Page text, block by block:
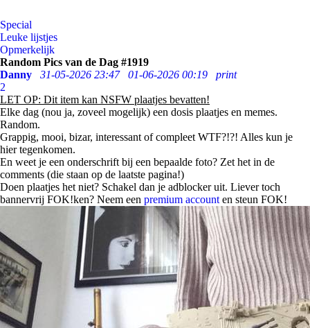
Special
Leuke lijstjes
Opmerkelijk
Random Pics van de Dag #1919
Danny
31-05-2026 23:47 01-06-2026 00:19
print
2
LET OP: Dit item kan NSFW plaatjes bevatten!
Elke dag (nou ja, zoveel mogelijk) een dosis plaatjes en memes.
Random.
Grappig, mooi, bizar, interessant of compleet WTF?!?! Alles kun je
hier tegenkomen.
En weet je een onderschrift bij een bepaalde foto? Zet het in de
comments (die staan op de laatste pagina!)
Doen plaatjes het niet? Schakel dan je adblocker uit. Liever toch
bannervrij FOK!ken? Neem een premium account en steun FOK!